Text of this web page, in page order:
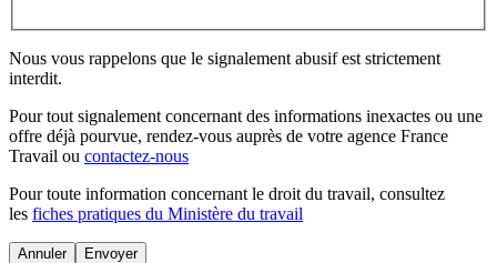
Nous vous rappelons que le signalement abusif est strictement
interdit.
Pour tout signalement concernant des informations inexactes ou une
offre déjà pourvue, rendez-vous auprès de votre agence France
Travail ou contactez-nous
Pour toute information concernant le droit du travail, consultez
les fiches pratiques du Ministère du travail
Annuler